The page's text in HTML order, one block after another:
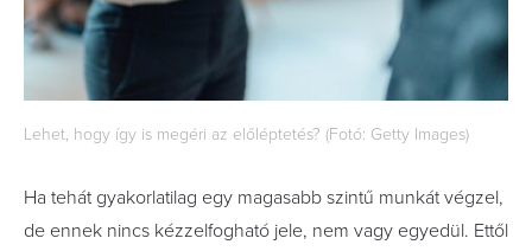
Lehet, hogy így is megéri az előléptetés? (Fotó: Getty Images)
Ha tehát gyakorlatilag egy magasabb szintű munkát végzel,
de ennek nincs kézzelfogható jele, nem vagy egyedül. Ettől